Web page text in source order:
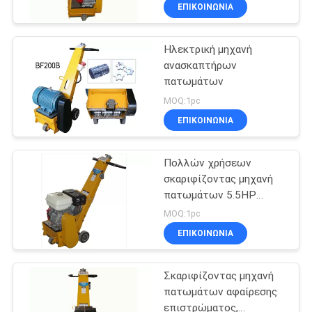
ΈΛΕΓΧΟΣ
ΜΑΣ
ΕΛΆΤΕ
ΕΠΑΦΉ
ΜΕ
ΕΙΔΉΣΕΙΣ
SITEMAP
PRIVACY
Μύλος
πατωμάτων βεράντας
Μαρμάρινος
στιλβωτής
πατωμάτων
ΕΠΙΚΟΙΝΩΝΊΑ
Ηλεκτρική μηχανή
ανασκαπτήρων
πατωμάτων
MOQ:1pc
ΕΠΙΚΟΙΝΩΝΊΑ
Πολλών χρήσεων
σκαριφίζοντας μηχανή
πατωμάτων 5.5HP
Honda, δύναμη Trowel
βενζίνης
MOQ:1pc
ΕΠΙΚΟΙΝΩΝΊΑ
Σκαριφίζοντας μηχανή
πατωμάτων αφαίρεσης
επιστρώματος,